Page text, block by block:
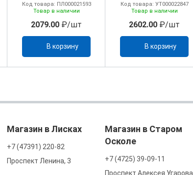
Код товара: ПЛ000021593
Товар в наличии
2079.00 ₽/шт
В корзину
белый)
Код товара: УТ000022847
Товар в наличии
2602.00 ₽/шт
В корзину
Магазин в Лисках
+7 (47391) 220-82
Проспект Ленина, 3
Магазин в Старом
Осколе
+7 (4725) 39-09-11
Проспект Алексея Угарова